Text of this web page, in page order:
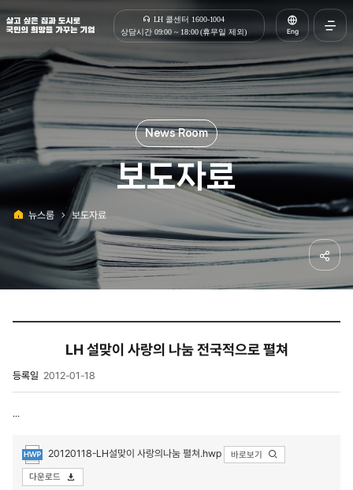
살고 싶은 집과 도시로 국민의 희망을 가꾸는 기업 | 한국토지주택공사
LH 콜센터 1600-1004
상담시간 09:00 ~ 18:00 (휴무일 제외)
Eng
전체
열기
보도자료
뉴스룸 보도자료
공유
LH 설맞이 사랑의 나눔 전국적으로 펼쳐
등록일 2012-01-18
...
첨부파일
20120118-LH설맞이 사랑의나눔 펼쳐.hwp 바로보기
다운로드